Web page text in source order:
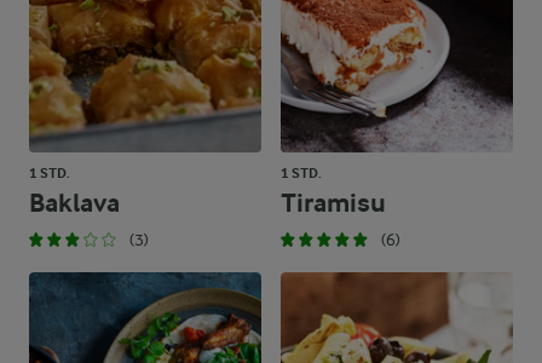
1 STD.
Baklava
(3)
1 STD.
Tiramisu
(6)